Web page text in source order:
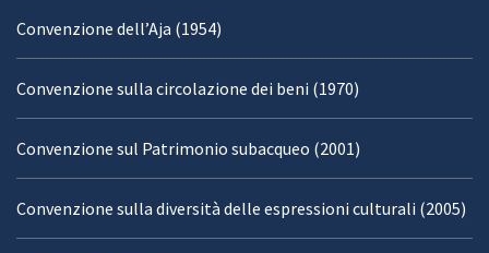
Convenzione dell’Aja (1954)
Convenzione sulla circolazione dei beni (1970)
Convenzione sul Patrimonio subacqueo (2001)
Convenzione sulla diversità delle espressioni culturali (2005)